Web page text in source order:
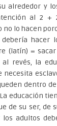
alrededor y
al 2 +
no lo hacen
debería hacer
(latín) =
al revés, la
necesita
dentro
educación
de su ser, de
los adultos